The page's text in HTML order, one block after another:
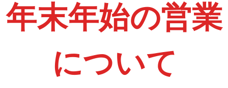
年末年始の営業
について